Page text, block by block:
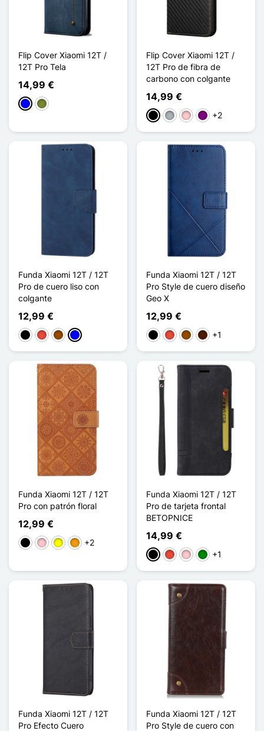
Flip Cover Xiaomi 12T /
12T Pro Tela
14,99 €
AzulCaqui
Flip Cover Xiaomi 12T /
12T Pro de fibra de
carbono con colgante
14,99 €
NegroGris RosaPúrpura
+2
Funda Xiaomi 12T / 12T
Pro de cuero liso con
colgante
12,99 €
NegroRojoMarrón
Azul
Funda Xiaomi 12T / 12T
Pro Style de cuero diseño
Geo X
12,99 €
NegroRojoMarrónMarrón oscuro
+1
Funda Xiaomi 12T / 12T
Pro con patrón floral
12,99 €
NegroRosaAmarilloNaranja
+2
Funda Xiaomi 12T / 12T
Pro de tarjeta frontal
BETOPNICE
14,99 €
NegroRojoRosaVerde
+1
Funda Xiaomi 12T / 12T
Pro Efecto Cuero
Funda Xiaomi 12T / 12T
Pro Style de cuero con